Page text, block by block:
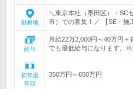
勤務地
＼東京本社（墨田区）・SC
市）での募集！／ 【SE・施
給与
月給22万2,000円～40万円
でも最低給与になります。
初年度
年収
350万円～650万円